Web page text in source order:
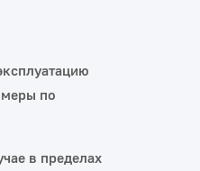
меры по
в пределах